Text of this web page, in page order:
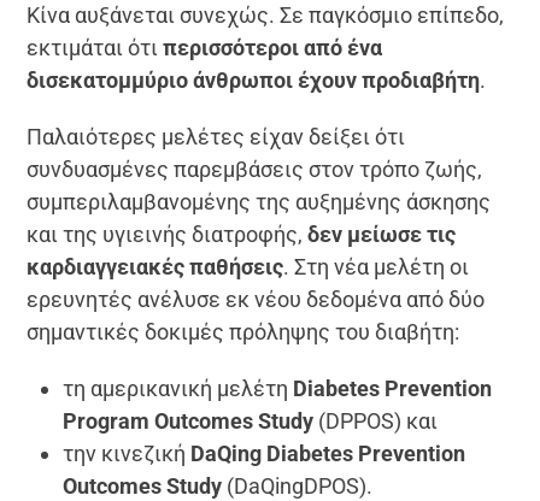
Κίνα αυξάνεται συνεχώς. Σε παγκόσμιο επίπεδο,
εκτιμάται ότιπερισσότεροι από ένα
δισεκατομμύριο άνθρωποι έχουν προδιαβήτη.
Παλαιότερες μελέτες είχαν δείξει ότι
συνδυασμένες παρεμβάσεις στον τρόπο ζωής,
συμπεριλαμβανομένης της αυξημένης άσκησης
και της υγιεινής διατροφής,δεν μείωσε τις
καρδιαγγειακές παθήσεις. Στη νέα μελέτη οι
ερευνητές ανέλυσε εκ νέου δεδομένα από δύο
σημαντικές δοκιμές πρόληψης του διαβήτη:
τη αμερικανική μελέτη Diabetes Prevention
Program Outcomes Study (DPPOS) και
την κινεζική DaQing Diabetes Prevention
Outcomes Study (DaQingDPOS).